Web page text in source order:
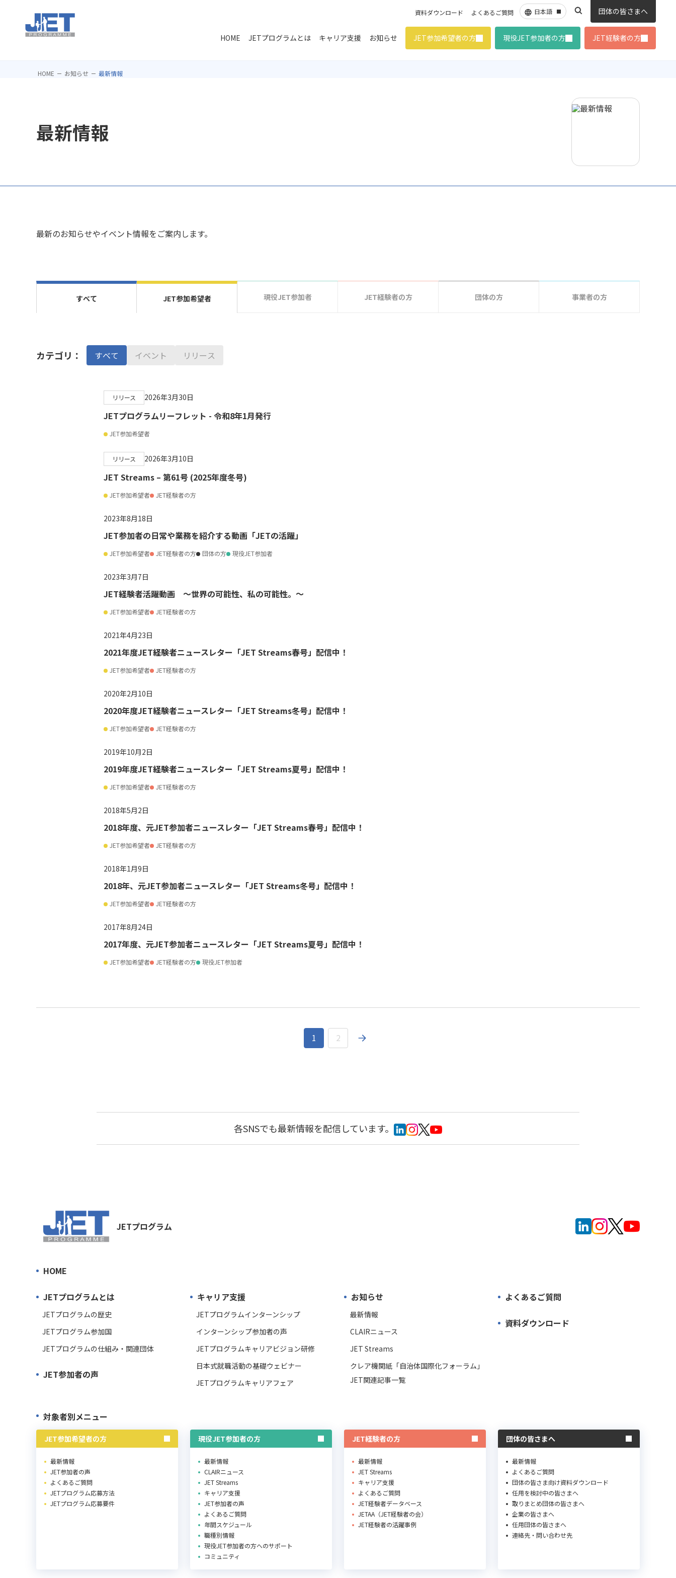
資料ダウンロード よくあるご質問 団体の皆さまへ
HOME JETプログラムとは キャリア支援 お知らせ JET参加希望者の方 現役JET参加者の方 JET経験者の方
HOME お知らせ 最新情報
最新情報
最新のお知らせやイベント情報をご案内します。
すべて JET参加希望者 現役JET参加者 JET経験者の方 団体の方 事業者の方
カテゴリ： すべて イベント リリース
リリース 2026年3月30日
JETプログラムリーフレット - 令和8年1月発行
JET参加希望者
リリース 2026年3月10日
JET Streams – 第61号 (2025年度冬号)
JET参加希望者 JET経験者の方
2023年8月18日
JET参加者の日常や業務を紹介する動画「JETの活躍」
JET参加希望者 JET経験者の方 団体の方 現役JET参加者
2023年3月7日
JET経験者活躍動画 ～世界の可能性、私の可能性。～
JET参加希望者 JET経験者の方
2021年4月23日
2021年度JET経験者ニュースレター「JET Streams春号」配信中！
JET参加希望者 JET経験者の方
2020年2月10日
2020年度JET経験者ニュースレター「JET Streams冬号」配信中！
JET参加希望者 JET経験者の方
2019年10月2日
2019年度JET経験者ニュースレター「JET Streams夏号」配信中！
JET参加希望者 JET経験者の方
2018年5月2日
2018年度、元JET参加者ニュースレター「JET Streams春号」配信中！
JET参加希望者 JET経験者の方
2018年1月9日
2018年、元JET参加者ニュースレター「JET Streams冬号」配信中！
JET参加希望者 JET経験者の方
2017年8月24日
2017年度、元JET参加者ニュースレター「JET Streams夏号」配信中！
JET参加希望者 JET経験者の方 現役JET参加者
1 2
各SNSでも最新情報を配信しています。
JETプログラム
HOME
JETプログラムとは
JETプログラムの歴史
JETプログラム参加国
JETプログラムの仕組み・関連団体
JET参加者の声
キャリア支援
JETプログラムインターンシップ
インターンシップ参加者の声
JETプログラムキャリアビジョン研修
日本式就職活動の基礎ウェビナー
JETプログラムキャリアフェア
お知らせ
最新情報
CLAIRニュース
JET Streams
クレア機関紙「自治体国際化フォーラム」
JET関連記事一覧
よくあるご質問
資料ダウンロード
対象者別メニュー
JET参加希望者の方
最新情報
JET参加者の声
よくあるご質問
JETプログラム応募方法
JETプログラム応募要件
現役JET参加者の方
最新情報
CLAIRニュース
JET Streams
キャリア支援
JET参加者の声
よくあるご質問
年間スケジュール
職種別情報
現役JET参加者の方へのサポート
コミュニティ
JET経験者の方
最新情報
JET Streams
キャリア支援
よくあるご質問
JET経験者データベース
JETAA（JET経験者の会）
JET経験者の活躍事例
団体の皆さまへ
最新情報
よくあるご質問
団体の皆さま向け資料ダウンロード
任用を検討中の皆さまへ
取りまとめ団体の皆さまへ
企業の皆さまへ
任用団体の皆さまへ
連絡先・問い合わせ先